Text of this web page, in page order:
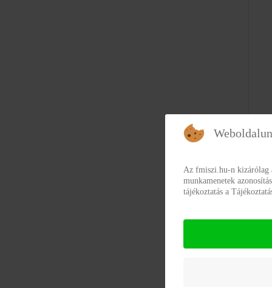
Az fmiszi.hu-n kizárólag
munkamenetek
tájékoztatás a